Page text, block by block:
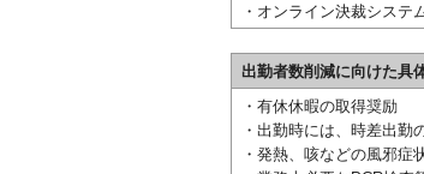
・オンライン決裁システ
出勤者数削減に向けた具
・有休休暇の取得奨励
・出勤時には、時差出勤
・発熱、咳などの風邪症